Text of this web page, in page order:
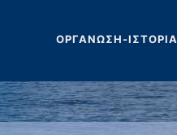
ΟΡΓΑΝΩΣΗ-ΙΣΤΟΡΙΑ